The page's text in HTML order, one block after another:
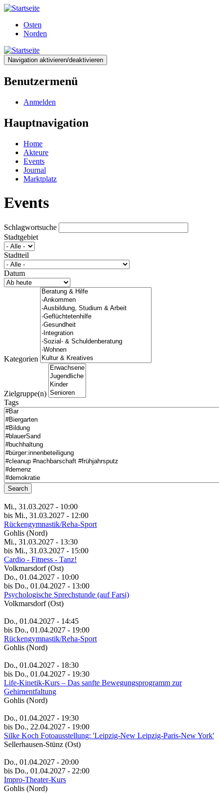
Direkt
Inhalt
Osten
Norden
Navigation aktivieren/deaktivieren
Benutzermenü
Anmelden
Hauptnavigation
Home
Akteure
Events
Journal
Marktplatz
Events
Schlagwortsuche
Stadtgebiet
Stadtteil
Datum
Kategorien
Zielgruppe(n)
Tags
Search
Mi., 31.03.2027 - 10:00
bis Mi., 31.03.2027 - 12:00
Rückengymnastik/Reha-Sport
Gohlis (Nord)
Mi., 31.03.2027 - 13:30
bis Mi., 31.03.2027 - 15:00
Cardio - Fitness - Tanz!
Volkmarsdorf (Ost)
Do., 01.04.2027 - 10:00
bis Do., 01.04.2027 - 13:00
Psychologische Sprechstunde (auf Farsi)
Volkmarsdorf (Ost)
Do., 01.04.2027 - 14:45
bis Do., 01.04.2027 - 19:00
Rückengymnastik/Reha-Sport
Gohlis (Nord)
Do., 01.04.2027 - 18:30
bis Do., 01.04.2027 - 19:30
Life-Kinetik-Kurs – Das sanfte Bewegungsprogramm zur
Gehirnentfaltung
Gohlis (Nord)
Do., 01.04.2027 - 19:30
bis Do., 22.04.2027 - 19:00
Silke Koch Fotoausstellung: 'Leipzig-New Leipzig-Paris-New York'
Sellerhausen-Stünz (Ost)
Do., 01.04.2027 - 20:00
bis Do., 01.04.2027 - 22:00
Impro-Theater-Kurs
Gohlis (Nord)